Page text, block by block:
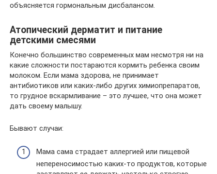
объясняется гормональным дисбалансом.
Атопический дерматит и питание
детскими смесями
Конечно большинство современных мам несмотря ни на
какие сложности постараются кормить ребенка своим
молоком. Если мама здорова, не принимает
антибиотиков или каких-либо других химиопрепаратов,
то грудное вскармливание – это лучшее, что она может
дать своему малышу.
Бывают случаи:
Мама сама страдает аллергией или пищевой
непереносимостью каких-то продуктов, которые